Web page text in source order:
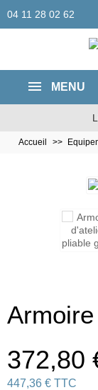
04 11 28 02 62
MENU
Accueil
372,80
447,36 € TTC